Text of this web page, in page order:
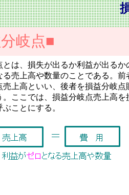
岐点■
とは、損失が出るか利益が出るか
る売上高や数量のことである。前
売上高といい、後者を損益分岐点
。ここでは、損益分岐点売上高を
ぶことにする。